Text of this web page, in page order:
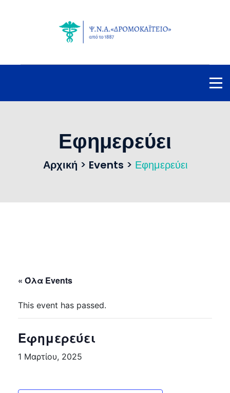
Εφημερεύει
Αρχική > Events > Εφημερεύει
« Όλα Events
This event has passed.
Εφημερεύει
1 Μαρτίου, 2025